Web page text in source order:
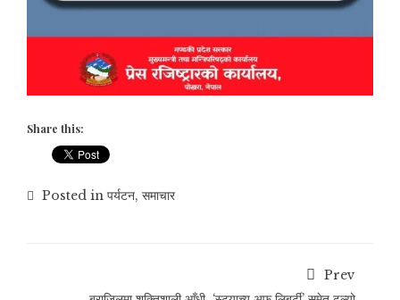
Share this:
Posted in पर्यटन, समाचार
Prev